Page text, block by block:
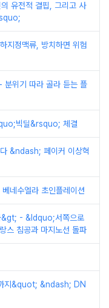
유전적 결핍, 그리고 사
지정맥류, 방치하면 위험
위기 따라 골라 듣는 플
빅딜&rsquo; 체결
&ndash; 페이커 이상혁
네수엘라 초인플레이션
&gt; - &ldquo;서쪽으로
침공과 마지노선 돌파
지&quot; &ndash; DN